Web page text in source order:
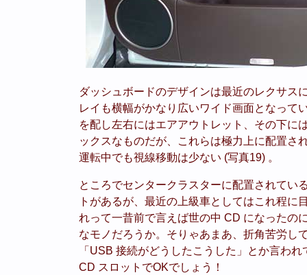
ダッシュボードのデザインは最近のレクサス
レイも横幅がかなり広いワイド画面となって
を配し左右にはエアアウトレット、その下に
ックスなものだが、これらは極力上に配置さ
運転中でも視線移動は少ない (写真19) 。
ところでセンタークラスターに配置されてい
トがあるが、最近の上級車としてはこれ程
れって一昔前で言えば世の中 CD になったの
なモノだろうか。そりゃあまあ、折角苦労し
「USB 接続がどうしたこうした」とか言わ
CD スロットでOKでしょう！